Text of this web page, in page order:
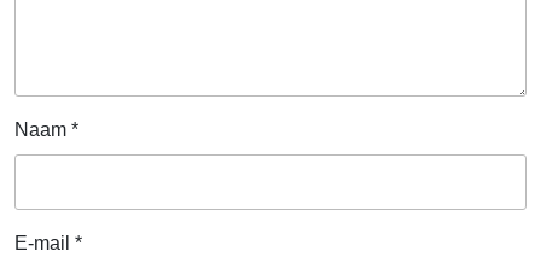
Naam *
E-mail *